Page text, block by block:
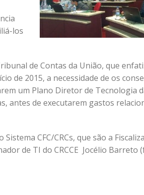
los
de Contas da União, que
de 2015, a necessidade de os
um Plano Diretor de Tecnologia
antes de executarem gastos
CFC/CRCs, que são a
de TI do CRCCE Jocélio Barreto